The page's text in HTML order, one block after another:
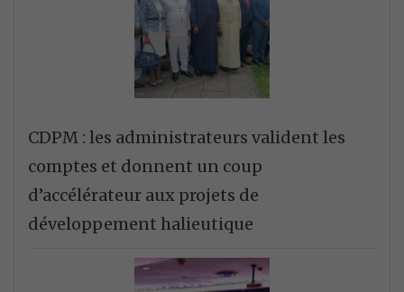
CDPM : les administrateurs valident les
comptes et donnent un coup
d’accélérateur aux projets de
développement halieutique